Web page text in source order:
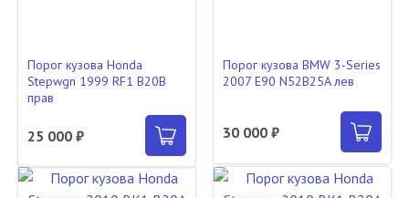
Порог кузова Honda
Stepwgn 1999 RF1 B20B
прав
25 000 ₽
Порог кузова BMW 3-Series
2007 E90 N52B25A лев
30 000 ₽